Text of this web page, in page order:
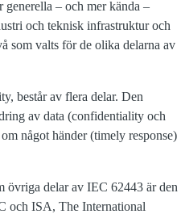
– och mer kända –
och teknisk infrastruktur och
som valts för de olika delarna av
består av flera delar. Den
av data (confidentiality och
något händer (timely response)
övriga delar av IEC 62443 är den
och ISA, The International